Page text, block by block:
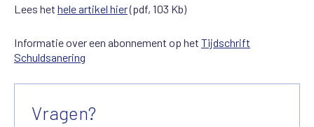
Lees het hele artikel hier(pdf, 103 Kb)
Informatie over een abonnement op het Tijdschrift
Schuldsanering
Vragen?